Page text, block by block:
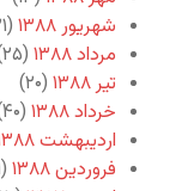
شهریور ۱۳۸۸
(۲۱)
مرداد ۱۳۸۸
(۲۵)
تیر ۱۳۸۸
(۲۰)
خرداد ۱۳۸۸
(۴۰)
اردیبهشت ۱۳۸۸
فروردین ۱۳۸۸
(۱۹)